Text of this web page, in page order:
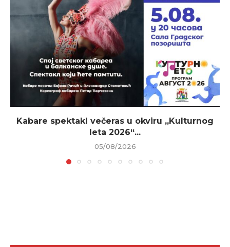
Kabare spektakl večeras u okviru „Kulturnog
leta 2026“...
05/08/2026